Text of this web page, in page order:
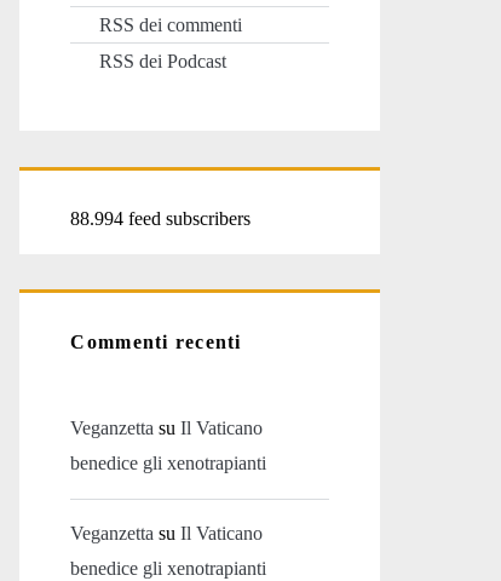
RSS dei commenti
RSS dei Podcast
88.994 feed subscribers
Commenti recenti
Veganzetta suIl Vaticano
benedice gli xenotrapianti
Veganzetta suIl Vaticano
benedice gli xenotrapianti